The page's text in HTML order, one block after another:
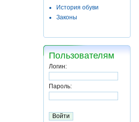
История обуви
Законы
Пользователям
Логин:
Пароль: